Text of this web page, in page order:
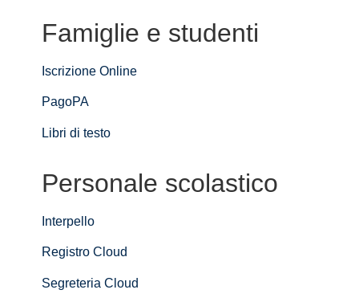
Famiglie e studenti
Iscrizione Online
PagoPA
Libri di testo
Personale scolastico
Interpello
Registro Cloud
Segreteria Cloud